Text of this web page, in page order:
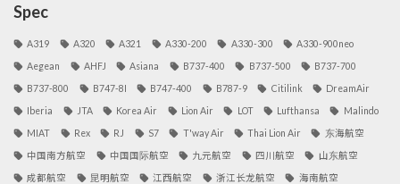
Spec
A319 A320 A321 A330-200 A330-300 A330-900neo
Aegean AHFJ Asiana B737-400 B737-500 B737-700
B737-800 B747-8I B747-400 B787-9 Citilink DreamAir
Iberia JTA Korea Air Lion Air LOT Lufthansa Malindo
MIAT Rex RJ S7 T'way Air Thai Lion Air 东海航空
中国南方航空 中国国际航空 九元航空 四川航空 山东航空
成都航空 昆明航空 江西航空 浙江长龙航空 海南航空